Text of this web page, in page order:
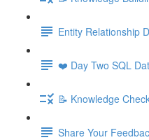
Entity Relationship
❤️ Day Two SQL
📝 Knowledge
Share Your